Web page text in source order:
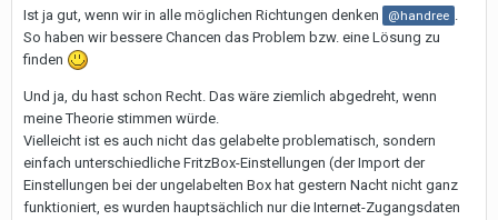
Ist ja gut, wenn wir in alle möglichen Richtungen denken @handree
So haben wir bessere Chancen das Problem bzw. eine Lösung zu
finden
Und ja, du hast schon Recht. Das wäre ziemlich abgedreht, wenn
meine Theorie stimmen würde.
Vielleicht ist es auch nicht das gelabelte problematisch, sondern
einfach unterschiedliche FritzBox-Einstellungen (der Import der
Einstellungen bei der ungelabelten Box hat gestern Nacht nicht ganz
funktioniert, es wurden hauptsächlich nur die Internet-Zugangsdaten